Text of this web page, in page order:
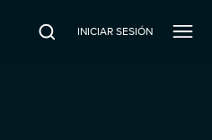
INICIAR SESIÓN